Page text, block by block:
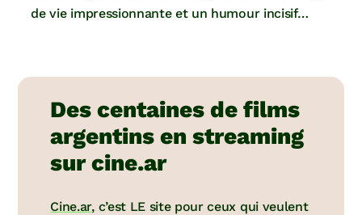
de vie impressionnante et un humour incisif…
Des centaines de films
argentins en streaming
sur cine.ar
Cine.ar, c’est LE site pour ceux qui veulent